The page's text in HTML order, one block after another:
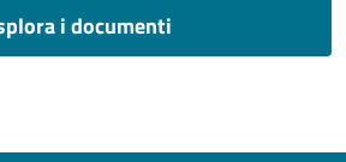
i documenti